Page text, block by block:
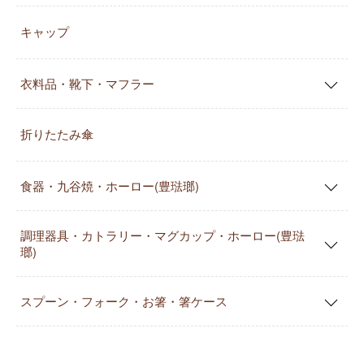
キャップ
衣料品・靴下・マフラー
折りたたみ傘
食器・九谷焼・ホーロー(豊琺瑯)
調理器具・カトラリー・マグカップ・ホーロー(豊琺
瑯)
スプーン・フォーク・お箸・箸ケース